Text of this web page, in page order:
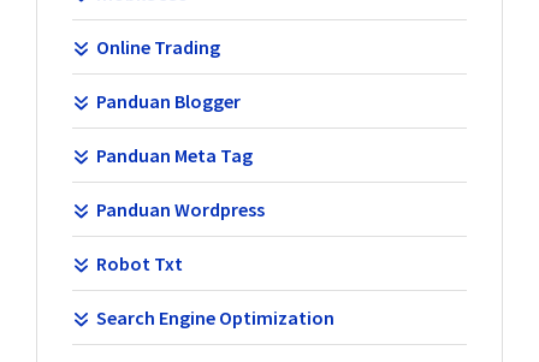
Online Trading
Panduan Blogger
Panduan Meta Tag
Panduan Wordpress
Robot Txt
Search Engine Optimization